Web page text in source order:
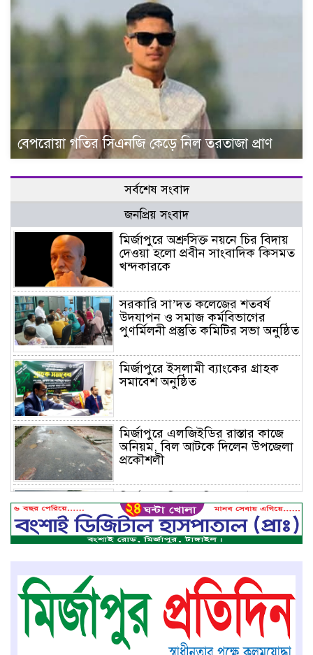
বেপরোয়া গতির সিএনজি কেড়ে নিল তরতাজা প্রাণ
সর্বশেষ সংবাদ
জনপ্রিয় সংবাদ
মির্জাপুরে অশ্রুসিক্ত নয়নে চির বিদায়
দেওয়া হলো প্রবীন সাংবাদিক কিসমত
খন্দকারকে
সরকারি সা’দত কলেজের শতবর্ষ
উদযাপন ও সমাজ কর্মবিভাগের
পুণর্মিলনী প্রস্তুতি কমিটির সভা অনুষ্ঠিত
মির্জাপুরে ইসলামী ব্যাংকের গ্রাহক
সমাবেশ অনুষ্ঠিত
মির্জাপুরে এলজিইডির রাস্তার কাজে
অনিয়ম, বিল আটকে দিলেন উপজেলা
প্রকৌশলী
দুয়ারি জাল ধ্বংস
মির্জাপুরে বহুরিয়া সরকারি প্রাথমিক
বিদ্যালয়ের ম্যানেজিং কমিটি গঠন